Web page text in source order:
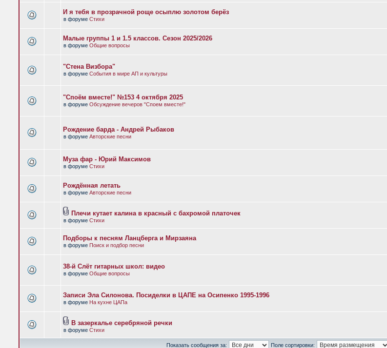
И я тебя в прозрачной роще осыплю золотом берёз
в форуме Стихи
Малые группы 1 и 1.5 классов. Сезон 2025/2026
в форуме Общие вопросы
"Стена Визбора"
в форуме События в мире АП и культуры
"Споём вместе!" №153 4 октября 2025
в форуме Обсуждение вечеров "Споем вместе!"
Рождение барда - Андрей Рыбаков
в форуме Авторские песни
Муза фар - Юрий Максимов
в форуме Стихи
Рождённая летать
в форуме Авторские песни
Плечи кутает калина в красный с бахромой платочек
в форуме Стихи
Подборы к песням Ланцберга и Мирзаяна
в форуме Поиск и подбор песни
38-й Слёт гитарных школ: видео
в форуме Общие вопросы
Записи Эла Силонова. Посиделки в ЦАПЕ на Осипенко 1995-1996
в форуме На кухне ЦАПа
В зазеркалье серебряной речки
в форуме Стихи
Показать сообщения за: Поле сортировки: